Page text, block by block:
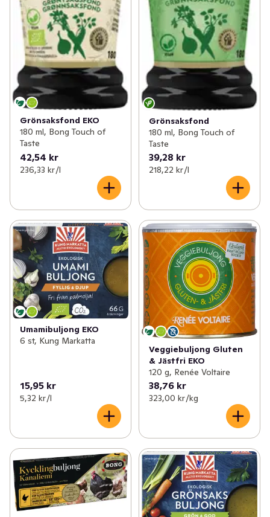
Grönsaksfond EKO
180 ml, Bong Touch of
Taste
42,54 kr
236,33 kr /l
Grönsaksfond
180 ml, Bong Touch of
Taste
39,28 kr
218,22 kr /l
Umamibuljong EKO
6 st, Kung Markatta
15,95 kr
5,32 kr /l
Veggiebuljong Gluten
& Jästfri EKO
120 g, Renée Voltaire
38,76 kr
323,00 kr /kg